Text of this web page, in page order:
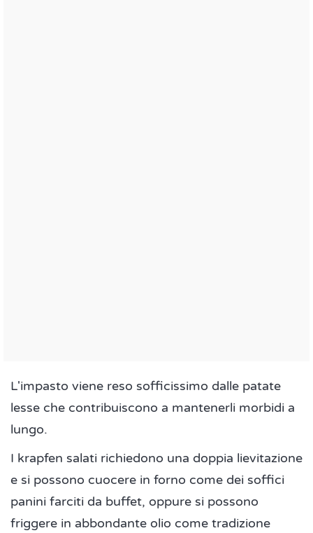
L'impasto viene reso sofficissimo dalle patate
lesse che contribuiscono a mantenerli morbidi a
lungo.
I krapfen salati richiedono una doppia lievitazione
e si possono cuocere in forno come dei soffici
panini farciti da buffet, oppure si possono
friggere in abbondante olio come tradizione